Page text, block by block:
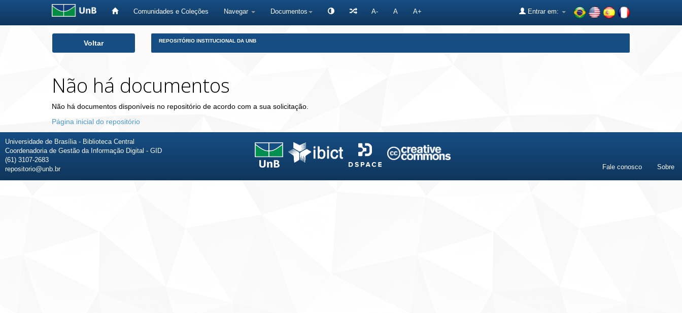
Comunidades e Coleções Navegar Documentos A- A A+ Entrar em:
Voltar REPOSITÓRIO INSTITUCIONAL DA UNB
Não há documentos
Não há documentos disponíveis no repositório de acordo com a sua solicitação.
Página inicial do repositório
Universidade de Brasília - Biblioteca Central
Coordenadoria de Gestão da Informação Digital - GID
(61) 3107-2683
repositorio@unb.br
Fale conosco Sobre